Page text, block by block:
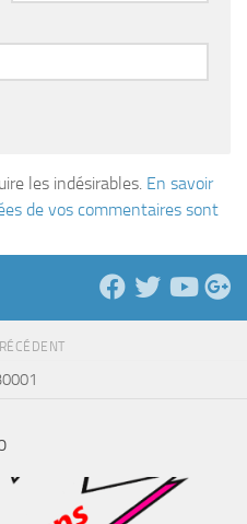
les indésirables. En savoir
de vos commentaires sont